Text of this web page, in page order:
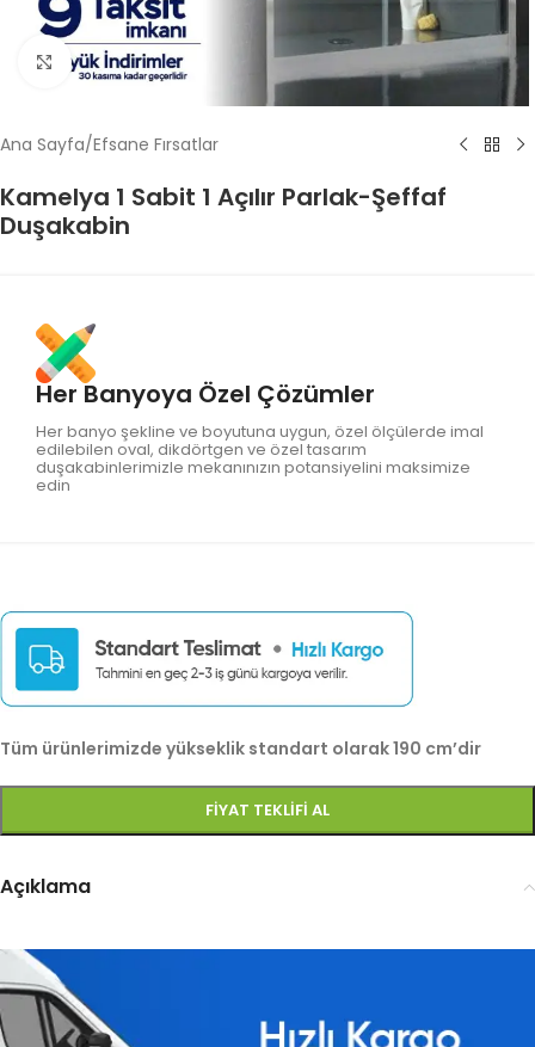
Click to enlarge
Ana Sayfa/Efsane Fırsatlar
Kamelya 1 Sabit 1 Açılır Parlak-Şeffaf
Duşakabin
Her Banyoya Özel Çözümler
Her banyo şekline ve boyutuna uygun, özel ölçülerde imal
edilebilen oval, dikdörtgen ve özel tasarım
duşakabinlerimizle mekanınızın potansiyelini maksimize
edin​
Tüm ürünlerimizde yükseklik standart olarak 190 cm’dir
FIYAT TEKLIFI AL
Açıklama